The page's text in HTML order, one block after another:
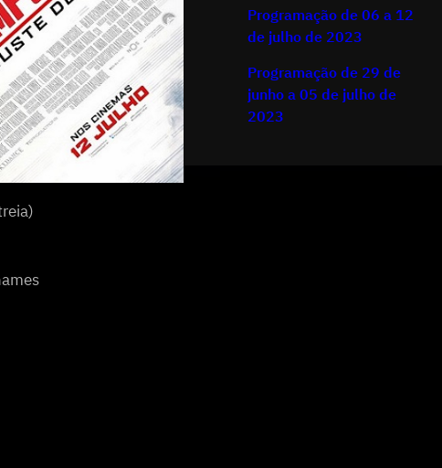
Programação de 06 a 12
de julho de 2023
Programação de 29 de
junho a 05 de julho de
2023